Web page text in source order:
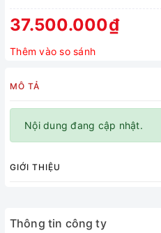
37.500.000₫
Thêm vào so sánh
MÔ TẢ
Nội dung đang cập nhật.
GIỚI THIỆU
Thông tin công ty